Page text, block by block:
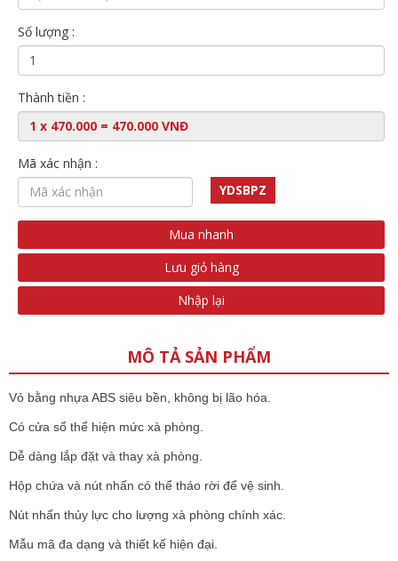
Số lượng :
Thành tiền :
Mã xác nhận :
YDSBPZ
Mua nhanh
Lưu giỏ hàng
Nhập lại
MÔ TẢ SẢN PHẨM
Vỏ bằng nhựa ABS siêu bền, không bị lão hóa.
Có cửa sổ thể hiện mức xà phòng.
Dễ dàng lắp đặt và thay xà phòng.
Hộp chứa và nút nhấn có thể tháo rời để vệ sinh.
Nút nhấn thủy lực cho lượng xà phòng chính xác.
Mẫu mã đa dạng và thiết kế hiện đại.